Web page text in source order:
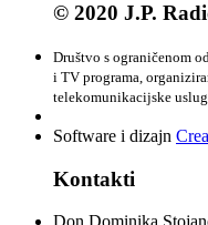
© 2020 J.P.
Društvo s ograničenom
i TV programa,
telekomunikacijske
Software i dizajn
Kontakti